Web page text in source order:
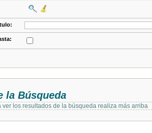
la Búsqueda
ver los resultados de la búsqueda realiza más arriba